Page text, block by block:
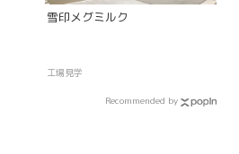
雪印メグミルク
工場見学
Recommended by